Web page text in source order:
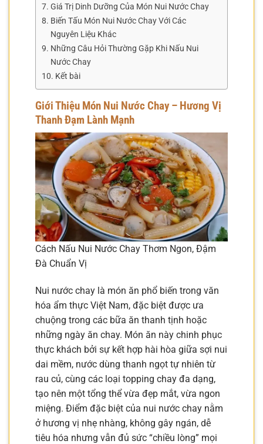
Giá Trị Dinh Dưỡng Của Món Nui Nước Chay
Biến Tấu Món Nui Nước Chay Với Các
Nguyên Liệu Khác
Những Câu Hỏi Thường Gặp Khi Nấu Nui
Nước Chay
Kết bài
Giới Thiệu Món Nui Nước Chay – Hương Vị
Thanh Đạm Lành Mạnh
Cách Nấu Nui Nước Chay Thơm Ngon, Đậm
Đà Chuẩn Vị
Nui nước chay là món ăn phổ biến trong văn
hóa ẩm thực Việt Nam, đặc biệt được ưa
chuộng trong các bữa ăn thanh tịnh hoặc
những ngày ăn chay. Món ăn này chinh phục
thực khách bởi sự kết hợp hài hòa giữa sợi nui
dai mềm, nước dùng thanh ngọt tự nhiên từ
rau củ, cùng các loại topping chay đa dạng,
tạo nên một tổng thể vừa đẹp mắt, vừa ngon
miệng. Điểm đặc biệt của nui nước chay nằm
ở hương vị nhẹ nhàng, không gây ngán, dễ
tiêu hóa nhưng vẫn đủ sức “chiều lòng” mọi